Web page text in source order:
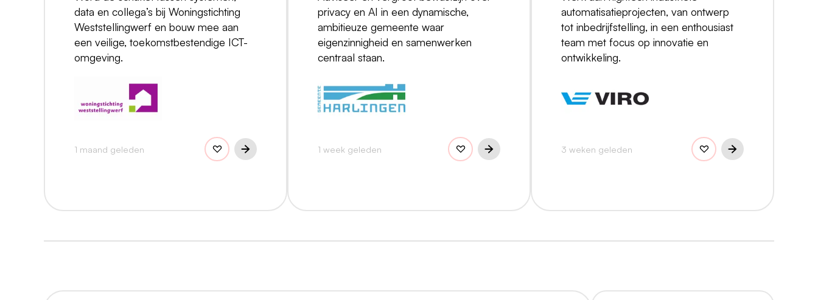
data en collega’s bij Woningstichting
Weststellingwerf en bouw mee aan
een veilige, toekomstbestendige ICT-
omgeving.
1 maand geleden
privacy en AI in een dynamische,
ambitieuze gemeente waar
eigenzinnigheid en samenwerken
centraal staan.
1 week geleden
automatisatieprojecten, van ontwerp
tot inbedrijfstelling, in een enthousiast
team met focus op innovatie en
ontwikkeling.
3 weken geleden